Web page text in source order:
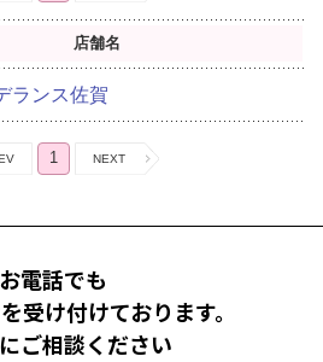
店舗名
ランス佐賀
1
お電話でも
受け付けております。
ご相談ください